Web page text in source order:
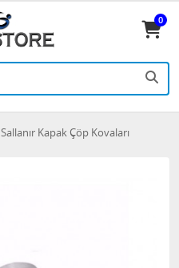
0
Sallanır Kapak Çöp Kovaları